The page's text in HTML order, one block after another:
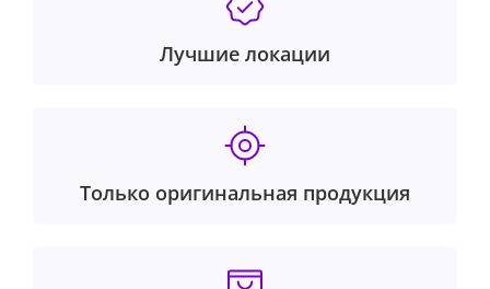
Лучшие локации
Только оригинальная продукция